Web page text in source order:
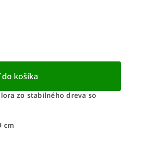
košíka
zo stabilného dreva so
cm